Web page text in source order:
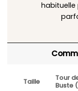
habituelle
Taille
Tour
Buste